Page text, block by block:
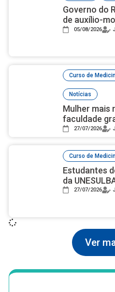
Governo do
de auxílio-
setembro
05/08/2026
Curso de
Notícias
Mulher mais
faculdade
com campus
27/07/2026
Curso de
Estudantes
da
assédio
27/07/2026
Ver